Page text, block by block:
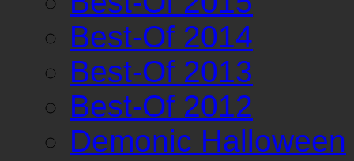
Best-Of 2014
Best-Of 2013
Best-Of 2012
Demonic Halloween